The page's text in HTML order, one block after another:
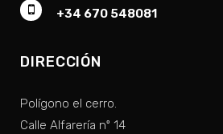
+34 670 548081
DIRECCIÓN
Polígono el cerro.
Calle Alfarería nº 14